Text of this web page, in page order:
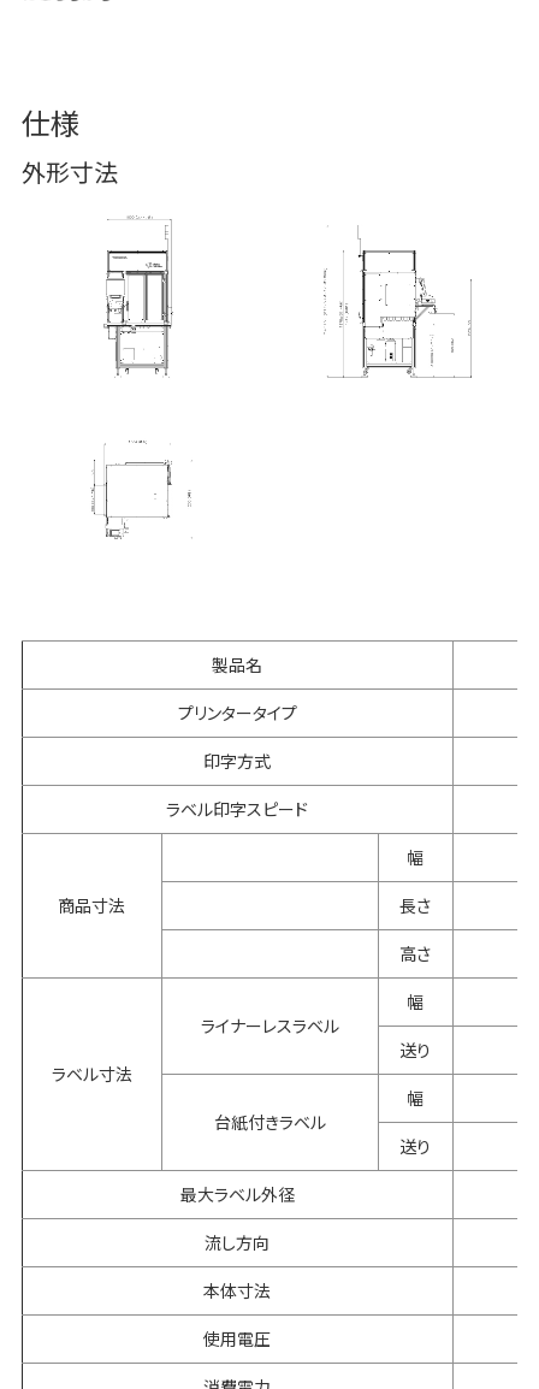
仕様
外形寸法
製品名
プリンタータイプ
印字方式
ラベル印字スピード
商品寸法
幅
長さ
高さ
ラベル寸法
ライナーレスラベル
幅
送り
台紙付きラベル
幅
送り
最大ラベル外径
流し方向
本体寸法
使用電圧